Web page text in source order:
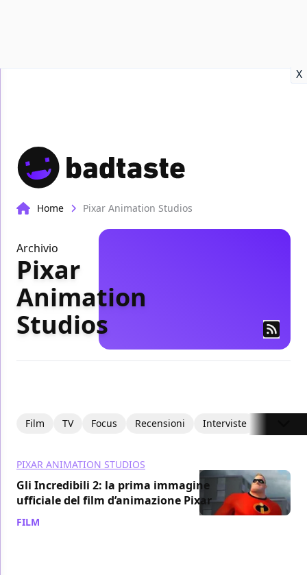
X
Home Pixar Animation Studios
Archivio
Pixar
Animation
Studios
Film TV Focus Recensioni Interviste
PIXAR ANIMATION STUDIOS
Gli Incredibili 2: la prima immagine
ufficiale del film d’animazione Pixar
FILM